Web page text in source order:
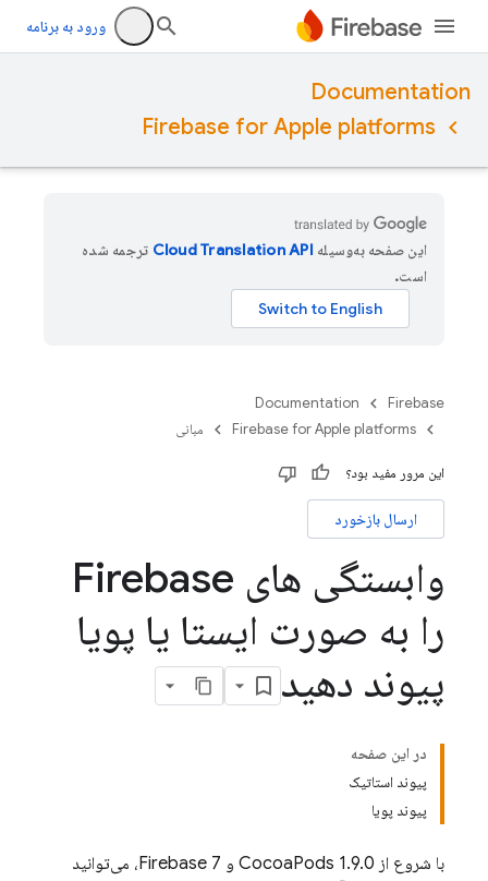
ورود به برنامه
Documentation
Firebase for Apple platforms
این صفحه به‌وسیله
ترجمه شده
است.
Firebase
Documentation
Firebase for Apple platforms
مبانی
این مرور مفید بود؟
ارسال بازخورد
وابستگی های Firebase
را به صورت ایستا یا پویا
پیوند دهید
در این صفحه
پیوند استاتیک
پیوند پویا
با شروع از CocoaPods 1.9.0 و Firebase 7، می‌توانید